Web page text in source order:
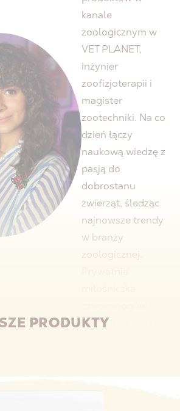
kanale
zoologicznym w
VET PLANET,
inżynier
zoofizjoterapii i
magister
zootechniki. Na co
dzień łączy
naukową wiedzę z
pasją do
dobrostanu
zwierząt, śledząc
najnowsze trendy
w branży
zoologicznej.
opiekunka psa i
PRODUKTY